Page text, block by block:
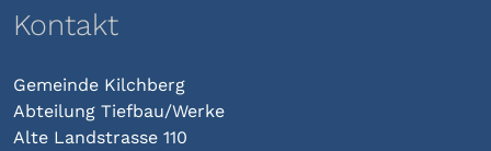
Kontakt
Gemeinde Kilchberg
Abteilung Tiefbau/Werke
Alte Landstrasse 110